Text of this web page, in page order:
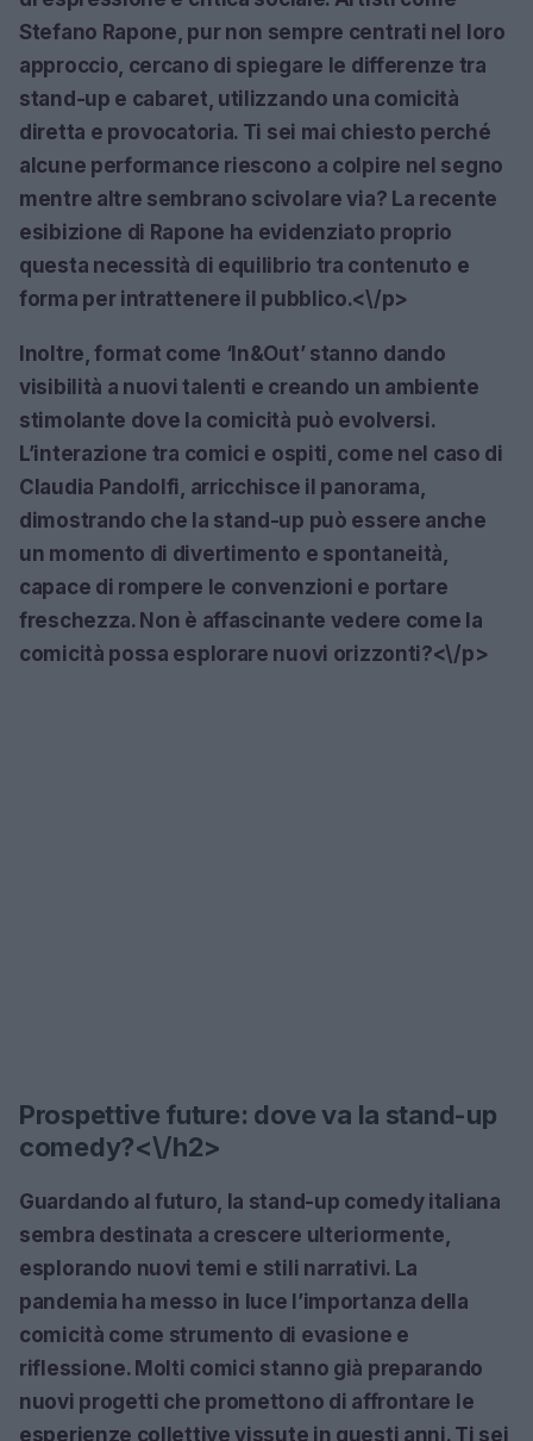
Stefano Rapone, pur non sempre centrati nel loro
approccio, cercano di spiegare le differenze tra
stand-up e cabaret, utilizzando una comicità
diretta e provocatoria. Ti sei mai chiesto perché
alcune performance riescono a colpire nel segno
mentre altre sembrano scivolare via? La recente
esibizione di Rapone ha evidenziato proprio
questa necessità di equilibrio tra contenuto e
forma per intrattenere il pubblico.<\/p>
Inoltre, format come ‘In&Out’ stanno dando
visibilità a nuovi talenti e creando un ambiente
stimolante dove la comicità può evolversi.
L’interazione tra comici e ospiti, come nel caso di
Claudia Pandolfi, arricchisce il panorama,
dimostrando che la stand-up può essere anche
un momento di divertimento e spontaneità,
capace di rompere le convenzioni e portare
freschezza. Non è affascinante vedere come la
comicità possa esplorare nuovi orizzonti?<\/p>
Prospettive future: dove va la stand-up
comedy?<\/h2>
Guardando al futuro, la stand-up comedy italiana
sembra destinata a crescere ulteriormente,
esplorando nuovi temi e stili narrativi. La
pandemia ha messo in luce l’importanza della
comicità come strumento di evasione e
riflessione. Molti comici stanno già preparando
nuovi progetti che promettono di affrontare le
esperienze collettive vissute in questi anni. Ti sei